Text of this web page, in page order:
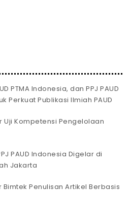
PTMA Indonesia, dan PPJ PAUD
Perkuat Publikasi Ilmiah PAUD
Uji Kompetensi Pengelolaan
PAUD Indonesia Digelar di
Jakarta
Bimtek Penulisan Artikel Berbasis